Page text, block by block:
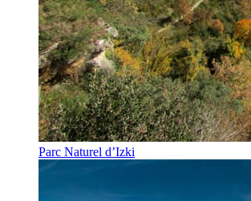
Parc Naturel d’Izki